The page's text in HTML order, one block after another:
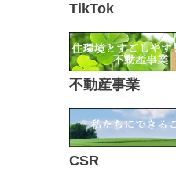
TikTok
不動産事業
CSR